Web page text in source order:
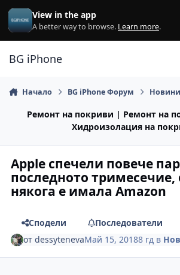
Премини към съдържанието
View in the app
A better way to browse. Learn more.
BG iPhone
Начало BG iPhone Форум Новини
Ремонт на покриви | Ремонт на
Хидроизолация на
Apple спечели повече
последното тримесечие,
някога е имала Amazon
Сподели
Последователи
отdessytenevaМай 15, 20188 гд в